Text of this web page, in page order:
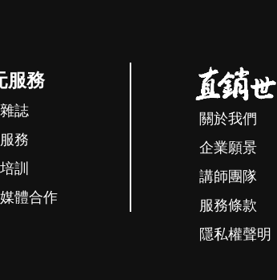
服務
誌
務
訓
體合作
關於我們
企業願景
講師團隊
服務條款
隱私權聲明